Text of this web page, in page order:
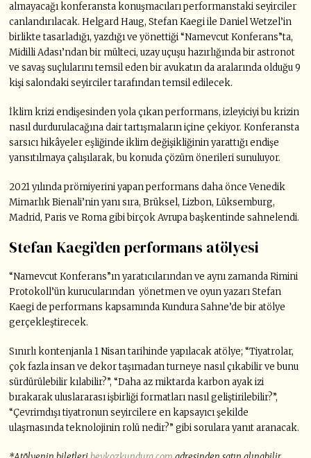
almayacağı konferansta konuşmacıları performanstaki seyirciler
canlandırılacak. Helgard Haug, Stefan Kaegi ile Daniel Wetzel’in
birlikte tasarladığı, yazdığı ve yönettiği “Namevcut Konferans”ta,
Midilli Adası’ndan bir mülteci, uzay uçuşu hazırlığında bir astronot
ve savaş suçlularını temsil eden bir avukatın da aralarında olduğu 9
kişi salondaki seyirciler tarafından temsil edilecek.
İklim krizi endişesinden yola çıkan performans, izleyiciyi bu krizin
nasıl durdurulacağına dair tartışmaların içine çekiyor. Konferansta
sarsıcı hikâyeler eşliğinde iklim değişikliğinin yarattığı endişe
yansıtılmaya çalışılarak, bu konuda çözüm önerileri sunuluyor.
2021 yılında prömiyerini yapan performans daha önce Venedik
Mimarlık Bienali’nin yanı sıra, Brüksel, Lizbon, Lüksemburg,
Madrid, Paris ve Roma gibi birçok Avrupa başkentinde sahnelendi.
Stefan Kaegi’den performans atölyesi
“Namevcut Konferans”ın yaratıcılarından ve aynı zamanda Rimini
Protokoll’ün kurucularından yönetmen ve oyun yazarı Stefan
Kaegi de performans kapsamında Kundura Sahne’de bir atölye
gerçekleştirecek.
Sınırlı kontenjanla 1 Nisan tarihinde yapılacak atölye; “Tiyatrolar,
çok fazla insan ve dekor taşımadan turneye nasıl çıkabilir ve bunu
sürdürülebilir kılabilir?”, “Daha az miktarda karbon ayak izi
bırakarak uluslararası işbirliği formatları nasıl geliştirilebilir?”,
“Çevrimdışı tiyatronun seyircilere en kapsayıcı şekilde
ulaşmasında teknolojinin rolü nedir?” gibi sorulara yanıt aranacak.